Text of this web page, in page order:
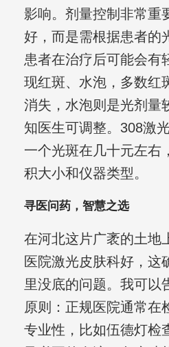
影响。剂量控制非常重
好，而是需根据患者的
患者在治疗后可能会有
现红斑、水泡，多数红
消失，水泡则是光剂量
知医生可调整。308激
一个光斑在几十元左右
积大小和仪器类型。
寻医问药，智慧之选
在河北这片广袤的土地
医院激光皮肤科好，这
里没底的问题。我可以
原则：正规医院通常在
专业性，比如伍德灯检